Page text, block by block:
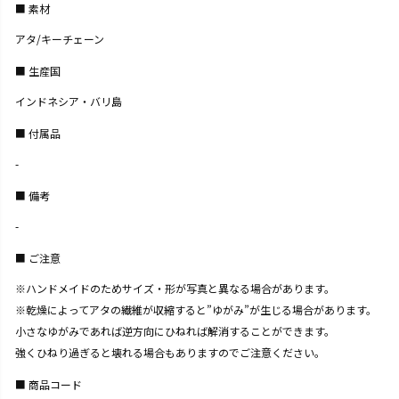
素材
アタ/キーチェーン
生産国
インドネシア・バリ島
付属品
-
備考
-
ご注意
※ハンドメイドのためサイズ・形が写真と異なる場合があります。
※乾燥によってアタの繊維が収縮すると”ゆがみ”が生じる場合があります。
小さなゆがみであれば逆方向にひねれば解消することができます。
強くひねり過ぎると壊れる場合もありますのでご注意ください。
商品コード